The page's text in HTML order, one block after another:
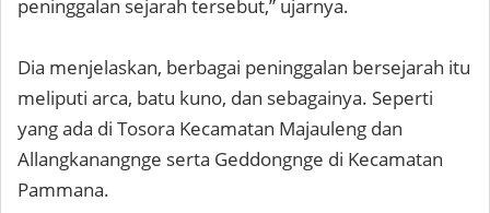
peninggalan sejarah tersebut,” ujarnya.
Dia menjelaskan, berbagai peninggalan bersejarah itu
meliputi arca, batu kuno, dan sebagainya. Seperti
yang ada di Tosora Kecamatan Majauleng dan
Allangkanangnge serta Geddongnge di Kecamatan
Pammana.